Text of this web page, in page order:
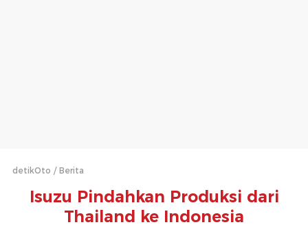
detikOto Berita
Isuzu Pindahkan Produksi dari
Thailand ke Indonesia